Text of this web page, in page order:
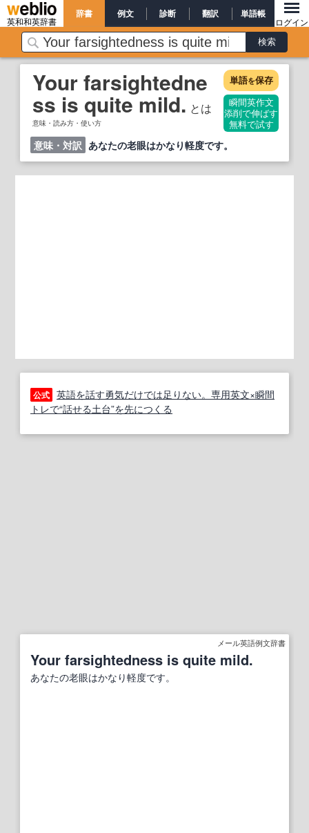
英和和英辞書
辞書 例文 診断 翻訳 単語帳
ログイン
Your farsightedne
ss is quite mild. とは
意味・読み方・使い方
単語を保存
瞬間英作文
添削で伸ばす
無料で試す
意味・対訳 あなたの老眼はかなり軽度です。
公式 英語を話す勇気だけでは足りない。専用英文×瞬間
トレで“話せる土台”を先につくる
メール英語例文辞書
Your farsightedness is quite mild.
あなたの老眼はかなり軽度です。